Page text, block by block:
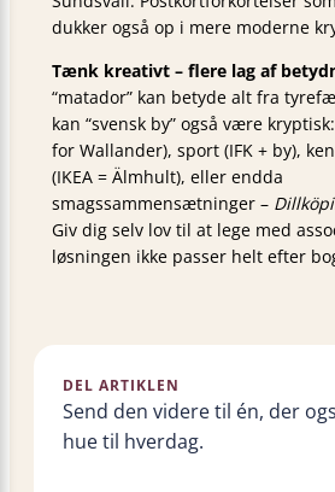
dukker også op i mere moderne
Tænk kreativt – flere lag af
“matador” kan betyde alt fra
kan “svensk by” også være
for Wallander), sport (IFK + by),
(IKEA = Älmhult), eller endda
smagssammensætninger –
Giv dig selv lov til at lege med
løsningen ikke passer helt efter
DEL ARTIKLEN
Send den videre til én, der
hue til hverdag.